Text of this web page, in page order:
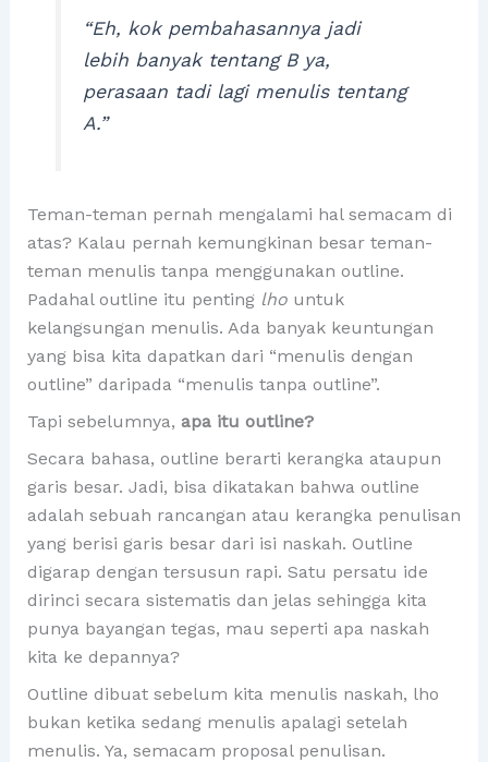
“Eh, kok pembahasannya jadi
lebih banyak tentang B ya,
perasaan tadi lagi menulis tentang
A.”
Teman-teman pernah mengalami hal semacam di
atas? Kalau pernah kemungkinan besar teman-
teman menulis tanpa menggunakan outline.
Padahal outline itu pentinglhountuk
kelangsungan menulis. Ada banyak keuntungan
yang bisa kita dapatkan dari “menulis dengan
outline” daripada “menulis tanpa outline”.
Tapi sebelumnya, apa itu outline?
Secara bahasa, outline berarti kerangka ataupun
garis besar. Jadi, bisa dikatakan bahwa outline
adalah sebuah rancangan atau kerangka penulisan
yang berisi garis besar dari isi naskah. Outline
digarap dengan tersusun rapi. Satu persatu ide
dirinci secara sistematis dan jelas sehingga kita
punya bayangan tegas, mau seperti apa naskah
kita ke depannya?
Outline dibuat sebelum kita menulis naskah, lho
bukan ketika sedang menulis apalagi setelah
menulis. Ya, semacam proposal penulisan.